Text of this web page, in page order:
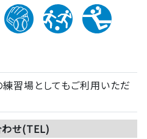
習場としてもご利用いただ
せ(TEL)